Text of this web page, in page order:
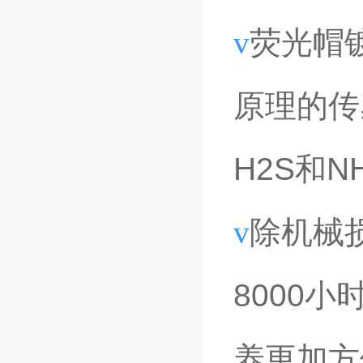
v荧光帽
原理的
H2S和
v除机械
8000小